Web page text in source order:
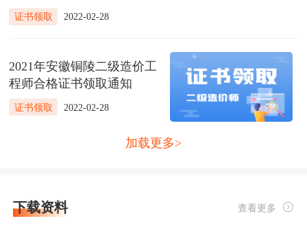
证书领取 2022-02-28
2021年安徽铜陵二级造价工
程师合格证书领取通知
证书领取 2022-02-28
加载更多>
下载资料 查看更多